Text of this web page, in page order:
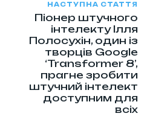
НАСТУПНА СТАТТЯ
Піонер штучного
інтелекту Ілля
Полосухін, один із
творців Google
‘Transformer 8’,
прагне зробити
штучний інтелект
доступним для
всіх